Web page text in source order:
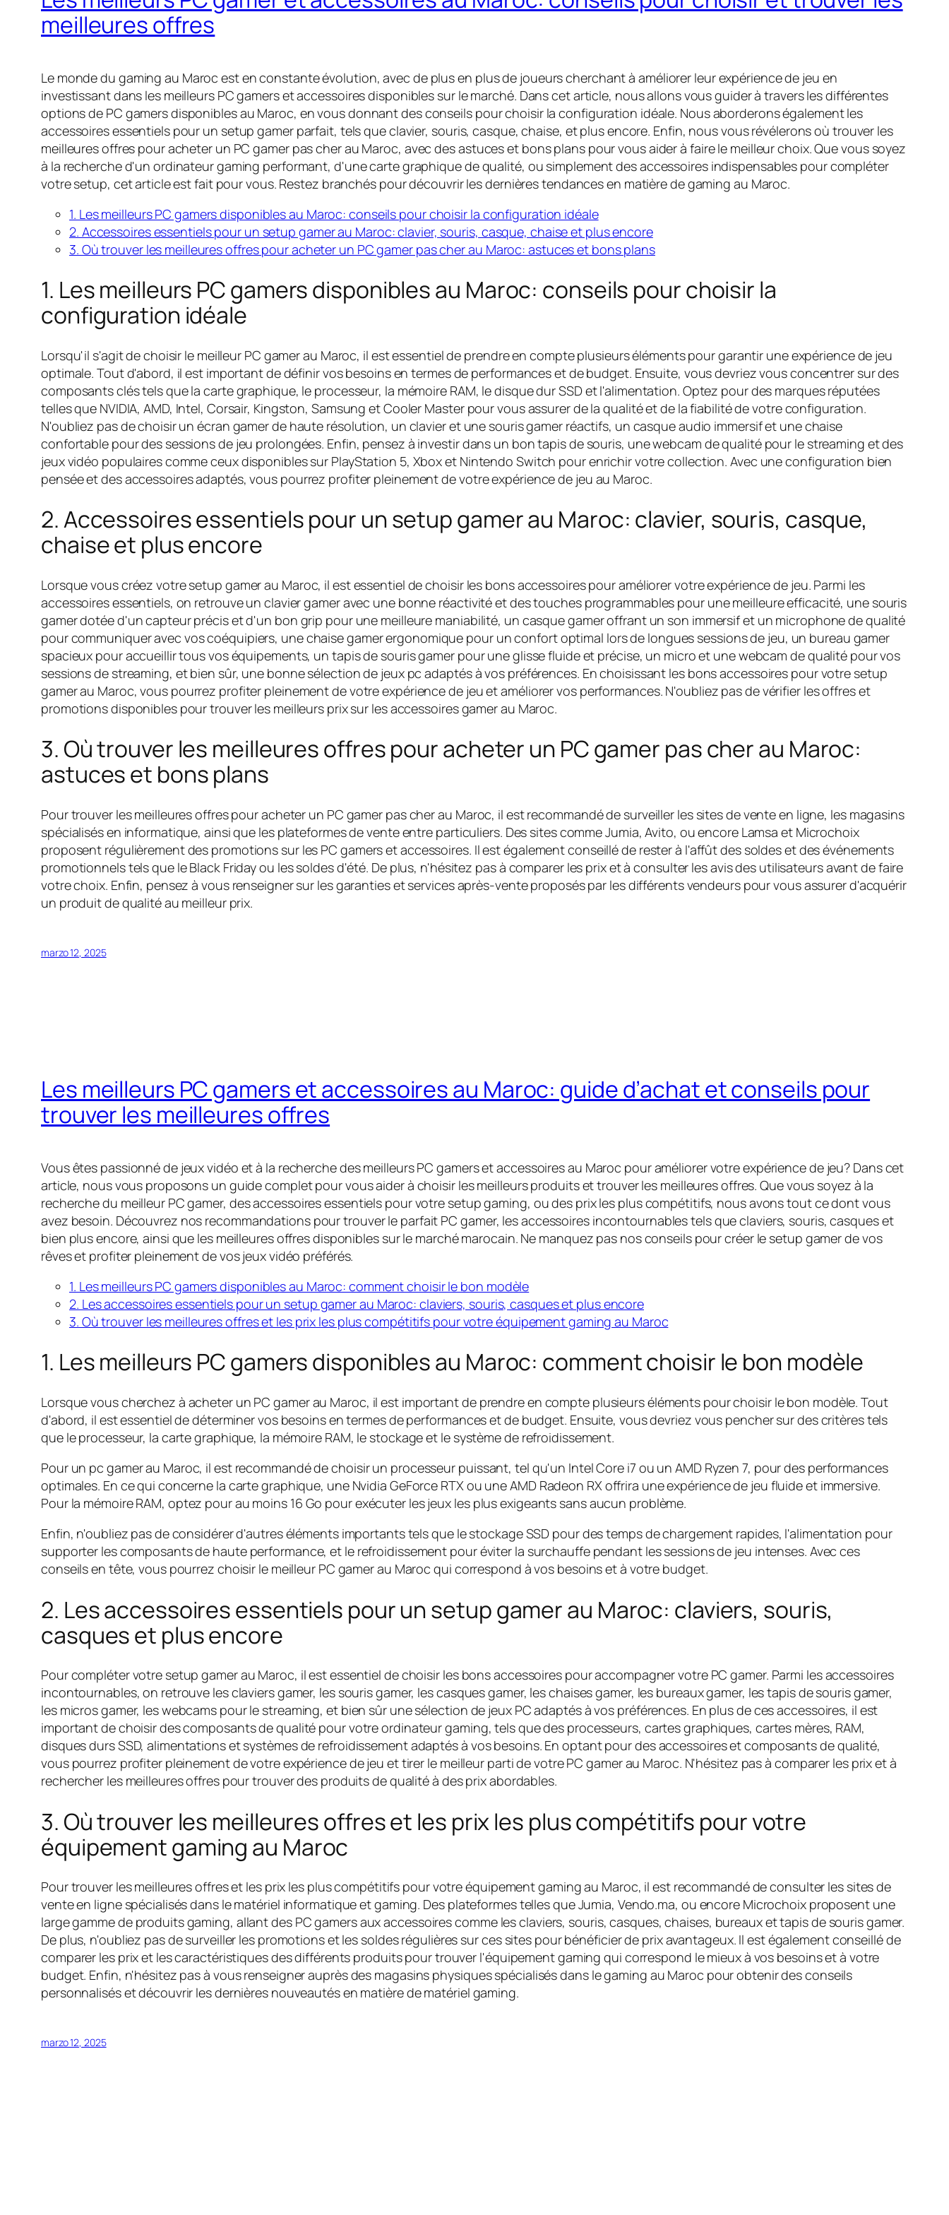
meilleures offres
Le monde du gaming au Maroc est en constante évolution, avec de plus en plus de joueurs cherchant à améliorer leur expérience de jeu en
investissant dans les meilleurs PC gamers et accessoires disponibles sur le marché. Dans cet article, nous allons vous guider à travers les différentes
options de PC gamers disponibles au Maroc, en vous donnant des conseils pour choisir la configuration idéale. Nous aborderons également les
accessoires essentiels pour un setup gamer parfait, tels que clavier, souris, casque, chaise, et plus encore. Enfin, nous vous révélerons où trouver les
meilleures offres pour acheter un PC gamer pas cher au Maroc, avec des astuces et bons plans pour vous aider à faire le meilleur choix. Que vous soyez
à la recherche d'un ordinateur gaming performant, d'une carte graphique de qualité, ou simplement des accessoires indispensables pour compléter
votre setup, cet article est fait pour vous. Restez branchés pour découvrir les dernières tendances en matière de gaming au Maroc.
1. Les meilleurs PC gamers disponibles au Maroc: conseils pour choisir la configuration idéale
2. Accessoires essentiels pour un setup gamer au Maroc: clavier, souris, casque, chaise et plus encore
3. Où trouver les meilleures offres pour acheter un PC gamer pas cher au Maroc: astuces et bons plans
1. Les meilleurs PC gamers disponibles au Maroc: conseils pour choisir la
configuration idéale
Lorsqu'il s'agit de choisir le meilleur PC gamer au Maroc, il est essentiel de prendre en compte plusieurs éléments pour garantir une expérience de jeu
optimale. Tout d'abord, il est important de définir vos besoins en termes de performances et de budget. Ensuite, vous devriez vous concentrer sur des
composants clés tels que la carte graphique, le processeur, la mémoire RAM, le disque dur SSD et l'alimentation. Optez pour des marques réputées
telles que NVIDIA, AMD, Intel, Corsair, Kingston, Samsung et Cooler Master pour vous assurer de la qualité et de la fiabilité de votre configuration.
N'oubliez pas de choisir un écran gamer de haute résolution, un clavier et une souris gamer réactifs, un casque audio immersif et une chaise
confortable pour des sessions de jeu prolongées. Enfin, pensez à investir dans un bon tapis de souris, une webcam de qualité pour le streaming et des
jeux vidéo populaires comme ceux disponibles sur PlayStation 5, Xbox et Nintendo Switch pour enrichir votre collection. Avec une configuration bien
pensée et des accessoires adaptés, vous pourrez profiter pleinement de votre expérience de jeu au Maroc.
2. Accessoires essentiels pour un setup gamer au Maroc: clavier, souris, casque,
chaise et plus encore
Lorsque vous créez votre setup gamer au Maroc, il est essentiel de choisir les bons accessoires pour améliorer votre expérience de jeu. Parmi les
accessoires essentiels, on retrouve un clavier gamer avec une bonne réactivité et des touches programmables pour une meilleure efficacité, une souris
gamer dotée d'un capteur précis et d'un bon grip pour une meilleure maniabilité, un casque gamer offrant un son immersif et un microphone de qualité
pour communiquer avec vos coéquipiers, une chaise gamer ergonomique pour un confort optimal lors de longues sessions de jeu, un bureau gamer
spacieux pour accueillir tous vos équipements, un tapis de souris gamer pour une glisse fluide et précise, un micro et une webcam de qualité pour vos
sessions de streaming, et bien sûr, une bonne sélection de jeux pc adaptés à vos préférences. En choisissant les bons accessoires pour votre setup
gamer au Maroc, vous pourrez profiter pleinement de votre expérience de jeu et améliorer vos performances. N'oubliez pas de vérifier les offres et
promotions disponibles pour trouver les meilleurs prix sur les accessoires gamer au Maroc.
3. Où trouver les meilleures offres pour acheter un PC gamer pas cher au Maroc:
astuces et bons plans
Pour trouver les meilleures offres pour acheter un PC gamer pas cher au Maroc, il est recommandé de surveiller les sites de vente en ligne, les magasins
spécialisés en informatique, ainsi que les plateformes de vente entre particuliers. Des sites comme Jumia, Avito, ou encore Lamsa et Microchoix
proposent régulièrement des promotions sur les PC gamers et accessoires. Il est également conseillé de rester à l'affût des soldes et des événements
promotionnels tels que le Black Friday ou les soldes d'été. De plus, n'hésitez pas à comparer les prix et à consulter les avis des utilisateurs avant de faire
votre choix. Enfin, pensez à vous renseigner sur les garanties et services après-vente proposés par les différents vendeurs pour vous assurer d'acquérir
un produit de qualité au meilleur prix.
marzo 12, 2025
Les meilleurs PC gamers et accessoires au Maroc: guide d’achat et conseils pour
trouver les meilleures offres
Vous êtes passionné de jeux vidéo et à la recherche des meilleurs PC gamers et accessoires au Maroc pour améliorer votre expérience de jeu? Dans cet
article, nous vous proposons un guide complet pour vous aider à choisir les meilleurs produits et trouver les meilleures offres. Que vous soyez à la
recherche du meilleur PC gamer, des accessoires essentiels pour votre setup gaming, ou des prix les plus compétitifs, nous avons tout ce dont vous
avez besoin. Découvrez nos recommandations pour trouver le parfait PC gamer, les accessoires incontournables tels que claviers, souris, casques et
bien plus encore, ainsi que les meilleures offres disponibles sur le marché marocain. Ne manquez pas nos conseils pour créer le setup gamer de vos
rêves et profiter pleinement de vos jeux vidéo préférés.
1. Les meilleurs PC gamers disponibles au Maroc: comment choisir le bon modèle
2. Les accessoires essentiels pour un setup gamer au Maroc: claviers, souris, casques et plus encore
3. Où trouver les meilleures offres et les prix les plus compétitifs pour votre équipement gaming au Maroc
1. Les meilleurs PC gamers disponibles au Maroc: comment choisir le bon modèle
Lorsque vous cherchez à acheter un PC gamer au Maroc, il est important de prendre en compte plusieurs éléments pour choisir le bon modèle. Tout
d'abord, il est essentiel de déterminer vos besoins en termes de performances et de budget. Ensuite, vous devriez vous pencher sur des critères tels
que le processeur, la carte graphique, la mémoire RAM, le stockage et le système de refroidissement.
Pour un pc gamer au Maroc, il est recommandé de choisir un processeur puissant, tel qu'un Intel Core i7 ou un AMD Ryzen 7, pour des performances
optimales. En ce qui concerne la carte graphique, une Nvidia GeForce RTX ou une AMD Radeon RX offrira une expérience de jeu fluide et immersive.
Pour la mémoire RAM, optez pour au moins 16 Go pour exécuter les jeux les plus exigeants sans aucun problème.
Enfin, n'oubliez pas de considérer d'autres éléments importants tels que le stockage SSD pour des temps de chargement rapides, l'alimentation pour
supporter les composants de haute performance, et le refroidissement pour éviter la surchauffe pendant les sessions de jeu intenses. Avec ces
conseils en tête, vous pourrez choisir le meilleur PC gamer au Maroc qui correspond à vos besoins et à votre budget.
2. Les accessoires essentiels pour un setup gamer au Maroc: claviers, souris,
casques et plus encore
Pour compléter votre setup gamer au Maroc, il est essentiel de choisir les bons accessoires pour accompagner votre PC gamer. Parmi les accessoires
incontournables, on retrouve les claviers gamer, les souris gamer, les casques gamer, les chaises gamer, les bureaux gamer, les tapis de souris gamer,
les micros gamer, les webcams pour le streaming, et bien sûr une sélection de jeux PC adaptés à vos préférences. En plus de ces accessoires, il est
important de choisir des composants de qualité pour votre ordinateur gaming, tels que des processeurs, cartes graphiques, cartes mères, RAM,
disques durs SSD, alimentations et systèmes de refroidissement adaptés à vos besoins. En optant pour des accessoires et composants de qualité,
vous pourrez profiter pleinement de votre expérience de jeu et tirer le meilleur parti de votre PC gamer au Maroc. N'hésitez pas à comparer les prix et à
rechercher les meilleures offres pour trouver des produits de qualité à des prix abordables.
3. Où trouver les meilleures offres et les prix les plus compétitifs pour votre
équipement gaming au Maroc
Pour trouver les meilleures offres et les prix les plus compétitifs pour votre équipement gaming au Maroc, il est recommandé de consulter les sites de
vente en ligne spécialisés dans le matériel informatique et gaming. Des plateformes telles que Jumia, Vendo.ma, ou encore Microchoix proposent une
large gamme de produits gaming, allant des PC gamers aux accessoires comme les claviers, souris, casques, chaises, bureaux et tapis de souris gamer.
De plus, n'oubliez pas de surveiller les promotions et les soldes régulières sur ces sites pour bénéficier de prix avantageux. Il est également conseillé de
comparer les prix et les caractéristiques des différents produits pour trouver l'équipement gaming qui correspond le mieux à vos besoins et à votre
budget. Enfin, n'hésitez pas à vous renseigner auprès des magasins physiques spécialisés dans le gaming au Maroc pour obtenir des conseils
personnalisés et découvrir les dernières nouveautés en matière de matériel gaming.
marzo 12, 2025